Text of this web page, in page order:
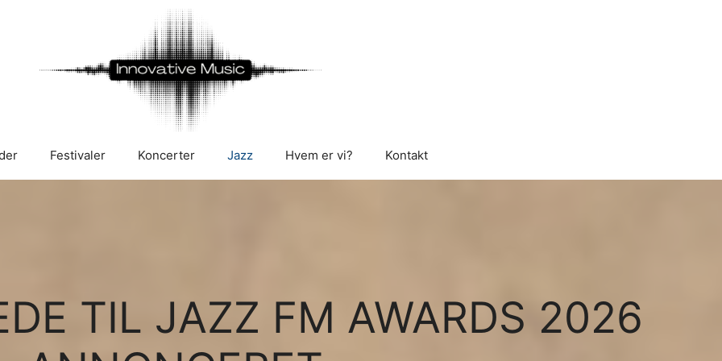
Festivaler Koncerter Jazz Hvem er vi? Kontakt
TIL JAZZ FM AWARDS 2026